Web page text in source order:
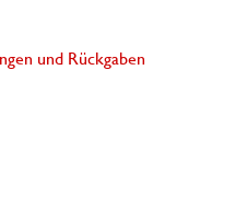
und Rückgaben